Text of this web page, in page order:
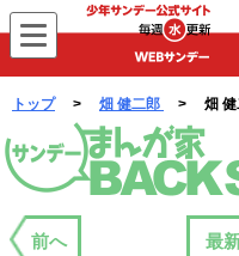
トップ> 畑 健二郎 > 畑 健二
まんが家バックステージ
前へ 最